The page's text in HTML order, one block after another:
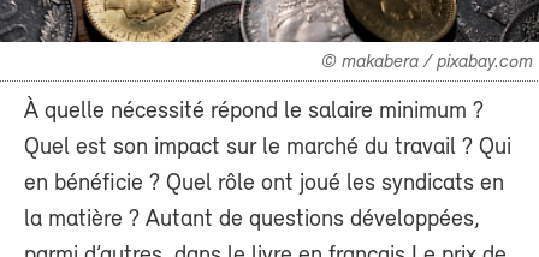
© makabera / pixabay.com
À quelle nécessité répond le salaire minimum ?
Quel est son impact sur le marché du travail ? Qui
en bénéficie ? Quel rôle ont joué les syndicats en
la matière ? Autant de questions développées,